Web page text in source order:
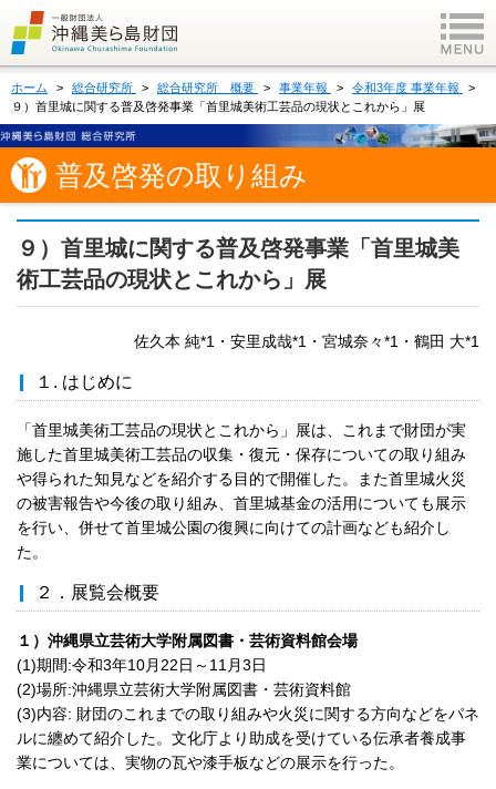
ホーム 総合研究所 総合研究所 概要 事業年報
令和3年度 事業年報
９）首里城に関する普及啓発事業「首里城美術工芸品の現状とこれから」展
普及啓発の取り組み
９）首里城に関する普及啓発事業「首里城美
術工芸品の現状とこれから」展
佐久本 純*1・安里成哉*1・宮城奈々*1・鶴田 大*1
１. はじめに
「首里城美術工芸品の現状とこれから」展は、これまで財団が実
施した首里城美術工芸品の収集・復元・保存についての取り組み
や得られた知見などを紹介する目的で開催した。また首里城火災
の被害報告や今後の取り組み、首里城基金の活用についても展示
を行い、併せて首里城公園の復興に向けての計画なども紹介し
た。
２．展覧会概要
１）沖縄県立芸術大学附属図書・芸術資料館会場
(1)期間:令和3年10月22日～11月3日
(2)場所:沖縄県立芸術大学附属図書・芸術資料館
(3)内容: 財団のこれまでの取り組みや火災に関する方向などをパネ
ルに纏めて紹介した。文化庁より助成を受けている伝承者養成事
業については、実物の瓦や漆手板などの展示を行った。